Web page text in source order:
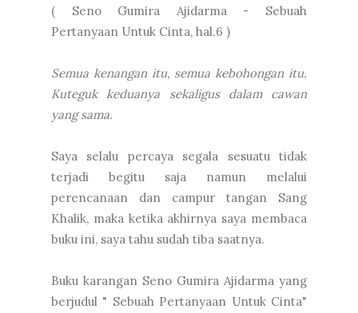
( Seno Gumira Ajidarma - Sebuah
Pertanyaan Untuk Cinta, hal.6 )
Semua kenangan itu, semua kebohongan itu.
Kuteguk keduanya sekaligus dalam cawan
yang sama.
Saya selalu percaya segala sesuatu tidak
terjadi begitu saja namun melalui
perencanaan dan campur tangan Sang
Khalik, maka ketika akhirnya saya membaca
buku ini, saya tahu sudah tiba saatnya.
Buku karangan Seno Gumira Ajidarma yang
berjudul " Sebuah Pertanyaan Untuk Cinta"